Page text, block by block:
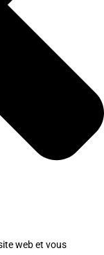
web et vous